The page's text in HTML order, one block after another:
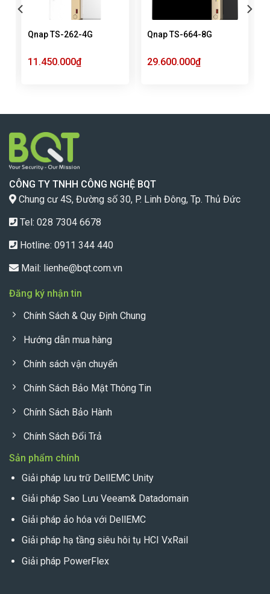
Qnap TS-262-4G
11.450.000₫
Qnap TS-664-8G
29.600.000₫
CÔNG TY TNHH CÔNG NGHỆ BQT
Chung cư 4S, Đường số 30, P. Linh Đông, Tp. Thủ Đức
Tel: 028 7304 6678
Hotline: 0911 344 440
Mail: lienhe@bqt.com.vn
Đăng ký nhận tin
Chính Sách & Quy Định Chung
Hướng dẫn mua hàng
Chính sách vận chuyển
Chính Sách Bảo Mật Thông Tin
Chính Sách Bảo Hành
Chính Sách Đổi Trả
Sản phẩm chính
Giải pháp lưu trữ DellEMC Unity
Giải pháp Sao Lưu Veeam& Datadomain
Giải pháp ảo hóa với DellEMC
Giải pháp hạ tầng siêu hôi tụ HCI VxRail
Giải pháp PowerFlex